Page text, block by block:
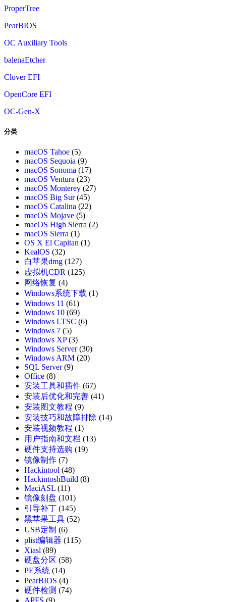
ProperTree
PearBIOS
OC Auxiliary Tools
balenaEtcher
Clover EFI
OpenCore EFI
OC-Gen-X
分类
macOS Tahoe (5)
macOS Sequoia (9)
macOS Sonoma (17)
macOS Ventura (23)
macOS Monterey (27)
macOS Big Sur(45)
macOS Catalina (22)
macOS Mojave (5)
macOS High Sierra (2)
macOS Sierra (1)
OS X El Capitan (1)
KealOS (32)
白苹果dmg (127)
虚拟机CDR (125)
网络恢复 (4)
Windows系统下载 (1)
Windows 11 (61)
Windows 10 (69)
Windows LTSC (6)
Windows 7 (5)
Windows XP(3)
Windows Server(30)
Windows ARM (20)
SQL Server(9)
Office (8)
安装工具和插件 (67)
安装后优化和完善 (41)
安装图文教程 (9)
安装技巧和故障排除 (14)
安装视频教程 (1)
用户指南和文档 (13)
硬件支持选购 (19)
镜像制作 (7)
Hackintool (48)
HackintoshBuild (8)
MaciASL (11)
镜像刻盘 (101)
引导补丁 (145)
黑苹果工具 (52)
USB定制 (6)
plist编辑器 (115)
Xiasl (89)
硬盘分区 (58)
PE系统 (14)
PearBIOS (4)
硬件检测 (74)